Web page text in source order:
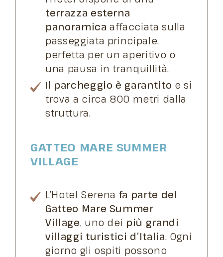
terrazza esterna
panoramica affacciata sulla
passeggiata principale,
perfetta per un aperitivo o
una pausa in tranquillità.
Il parcheggio è garantito e si
trova a circa 800 metri dalla
struttura.
GATTEO MARE SUMMER
VILLAGE
L’Hotel Serena fa parte del
Gatteo Mare Summer
Village, uno dei più grandi
villaggi turistici d’Italia. Ogni
giorno gli ospiti possono